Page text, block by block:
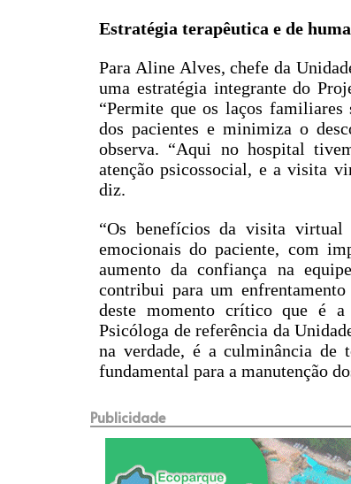
Estratégia terapêutica e de
Para Aline Alves, chefe da
uma estratégia integrante do
“Permite que os laços
dos pacientes e minimiza o
observa. “Aqui no hospital
atenção psicossocial, e a visita
diz.
“Os benefícios da visita virtual
emocionais do paciente, com
aumento da confiança na
contribui para um
deste momento crítico que é a
Psicóloga de referência da
na verdade, é a culminância de
fundamental para a manutenção
Publicidade